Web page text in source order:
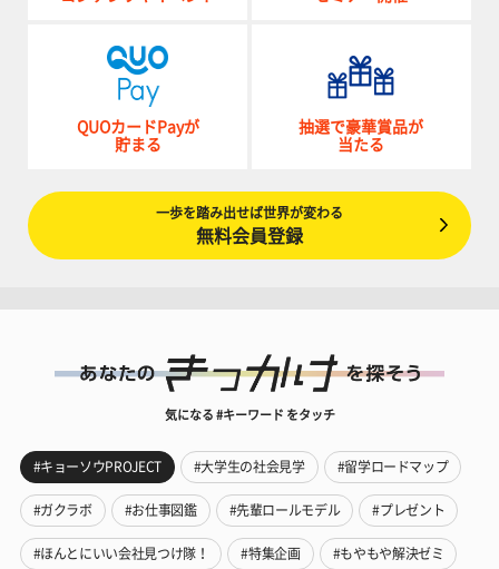
QUOカードPayが
貯まる
抽選で豪華賞品が
当たる
一歩を踏み出せば世界が変わる
無料会員登録
気になる #キーワード をタッチ
#キョーソウPROJECT #大学生の社会見学 #留学ロードマップ
#ガクラボ #お仕事図鑑 #先輩ロールモデル #プレゼント
#ほんとにいい会社見つけ隊！ #特集企画 #もやもや解決ゼミ